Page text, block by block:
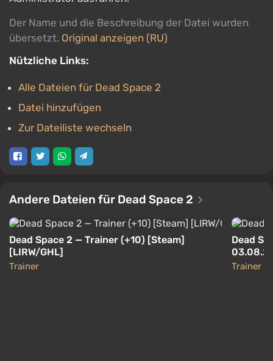
Der Name und die Beschreibung der Datei wurden
übersetzt. Original anzeigen (RU)
Nützliche Links:
Alle Dateien für Dead Space 2
Datei hinzufügen
Zur Dateiliste wechseln
Andere Dateien für Dead Space 2
Dead Space 2 — Trainer (+10) [Steam]
[LIRW/GHL]
Trainer
Dead
Trainer